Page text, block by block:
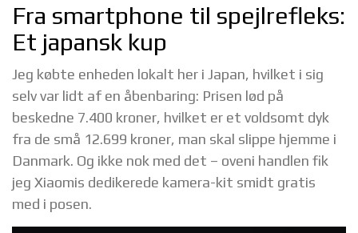
Fra smartphone til spejlrefleks:
Et japansk kup
Jeg købte enheden lokalt her i Japan, hvilket i sig
selv var lidt af en åbenbaring: Prisen lød på
beskedne 7.400 kroner, hvilket er et voldsomt dyk
fra de små 12.699 kroner, man skal slippe hjemme i
Danmark. Og ikke nok med det – oveni handlen fik
jeg Xiaomis dedikerede kamera-kit smidt gratis
med i posen.